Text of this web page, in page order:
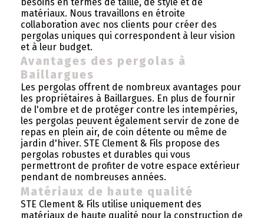
matériaux. Nous travaillons en étroite
collaboration avec nos clients pour créer des
pergolas uniques qui correspondent à leur vision
et à leur budget.
Avantages des pergolas à
Baillargues
Les pergolas offrent de nombreux avantages pour
les propriétaires à Baillargues. En plus de fournir
de l'ombre et de protéger contre les intempéries,
les pergolas peuvent également servir de zone de
repas en plein air, de coin détente ou même de
jardin d'hiver. STE Clement & Fils propose des
pergolas robustes et durables qui vous
permettront de profiter de votre espace extérieur
pendant de nombreuses années.
Matériaux de haute qualité
STE Clement & Fils utilise uniquement des
matériaux de haute qualité pour la construction de